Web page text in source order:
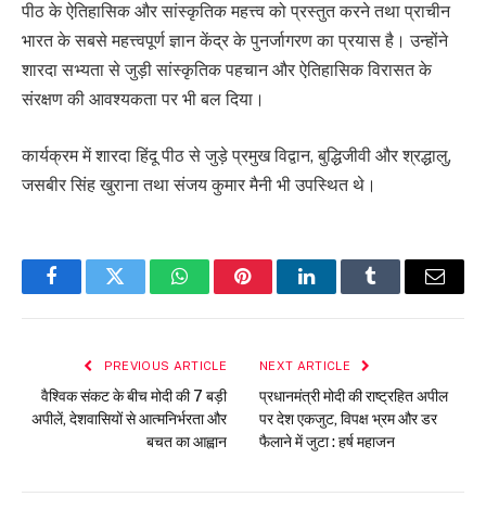
पीठ के ऐतिहासिक और सांस्कृतिक महत्त्व को प्रस्तुत करने तथा प्राचीन
भारत के सबसे महत्त्वपूर्ण ज्ञान केंद्र के पुनर्जागरण का प्रयास है। उन्होंने
शारदा सभ्यता से जुड़ी सांस्कृतिक पहचान और ऐतिहासिक विरासत के
संरक्षण की आवश्यकता पर भी बल दिया।
कार्यक्रम में शारदा हिंदू पीठ से जुड़े प्रमुख विद्वान, बुद्धिजीवी और श्रद्धालु,
जसबीर सिंह खुराना तथा संजय कुमार मैनी भी उपस्थित थे।
FacebookTwitter WhatsAppPinterestLinkedInTumblr Email
PREVIOUS ARTICLE
वैश्विक संकट के बीच मोदी की 7 बड़ी
अपीलें, देशवासियों से आत्मनिर्भरता और
बचत का आह्वान
NEXT ARTICLE
प्रधानमंत्री मोदी की राष्ट्रहित अपील
पर देश एकजुट, विपक्ष भ्रम और डर
फैलाने में जुटा : हर्ष महाजन